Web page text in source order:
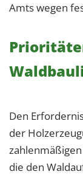
Amts wegen
Den
der
die den